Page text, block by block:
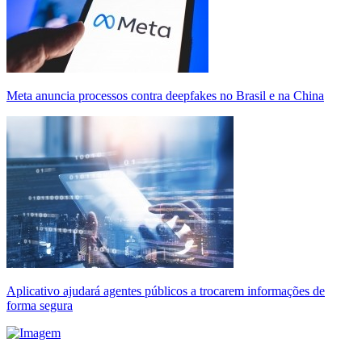
Meta anuncia processos contra deepfakes no Brasil e na China
Aplicativo ajudará agentes públicos a trocarem informações de
forma segura